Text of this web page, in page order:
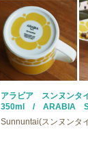
アラビア スンヌン
350ml / ARABIA
Sunnuntai(スンヌンタ